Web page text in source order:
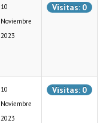
10
Noviembre
2023
Visitas: 0
10
Noviembre
2023
Visitas: 0